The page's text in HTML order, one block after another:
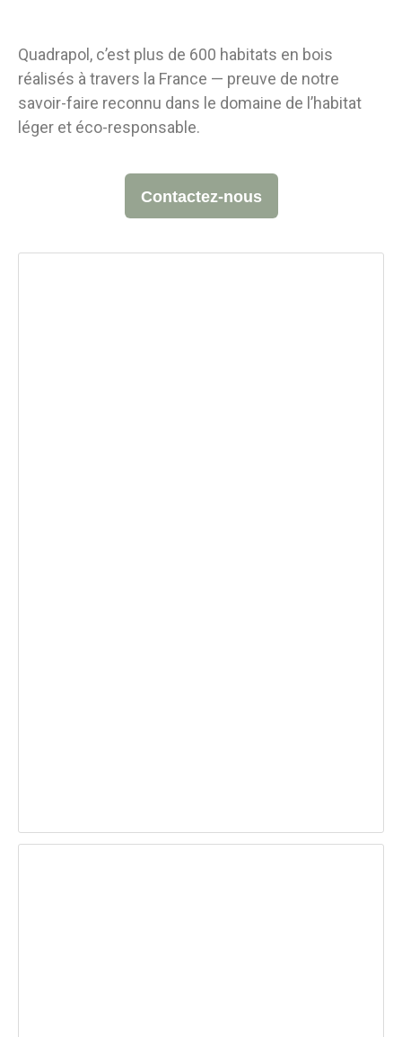
Quadrapol, c’est plus de 600 habitats en bois
réalisés à travers la France — preuve de notre
savoir-faire reconnu dans le domaine de l’habitat
léger et éco-responsable.
Contactez-nous